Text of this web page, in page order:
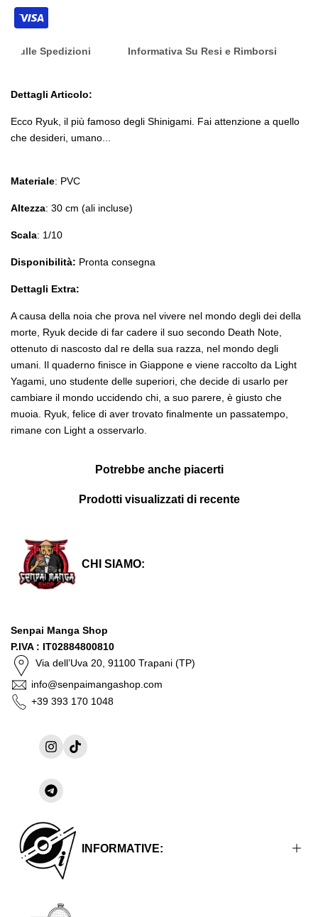
Sulle Spedizioni Informativa Su Resi e Rimborsi
Dettagli Articolo:
Ecco Ryuk, il più famoso degli Shinigami. Fai attenzione a quello
che desideri, umano...
Materiale: PVC
Altezza: 30 cm (ali incluse)
Scala: 1/10
Disponibilità: Pronta consegna
Dettagli Extra:
A causa della noia che prova nel vivere nel mondo degli dei della
morte, Ryuk decide di far cadere il suo secondo Death Note,
ottenuto di nascosto dal re della sua razza, nel mondo degli
umani. Il quaderno finisce in Giappone e viene raccolto da Light
Yagami, uno studente delle superiori, che decide di usarlo per
cambiare il mondo uccidendo chi, a suo parere, è giusto che
muoia. Ryuk, felice di aver trovato finalmente un passatempo,
rimane con Light a osservarlo.
Potrebbe anche piacerti
Prodotti visualizzati di recente
CHI SIAMO:
Senpai Manga Shop
P.IVA : IT02884800810
Via dell’Uva 20, 91100 Trapani (TP)
info@senpaimangashop.com
+39 393 170 1048
Instagram
TikTok
Condividi
su
INFORMATIVE: